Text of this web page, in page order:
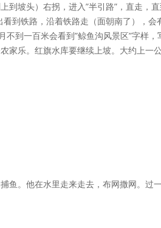
坡头）右拐，进入”半引路”，直走，
到铁路，沿着铁路走（面朝南了），
到一百米会看到”鲸鱼沟风景区”字样
乐。红旗水库要继续上坡。大约上一
。他在水里走来走去，布网撒网。过